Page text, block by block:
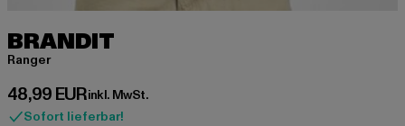
BRANDIT
Ranger
48,99 EUR
Derzeitiger Preis: 48,99 EUR
inkl. MwSt.
Sofort lieferbar!